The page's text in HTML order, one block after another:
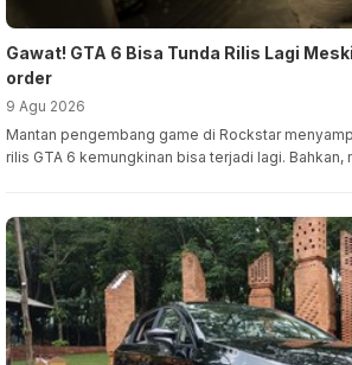
Gawat! GTA 6 Bisa Tunda Rilis Lagi
order
9 Agu 2026
Mantan pengembang game di Rockstar
rilis GTA 6 kemungkinan bisa terjadi lagi. Bahkan,